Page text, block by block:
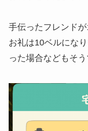
手伝ったフレンド
お礼は10ベルにな
った場合などもそう